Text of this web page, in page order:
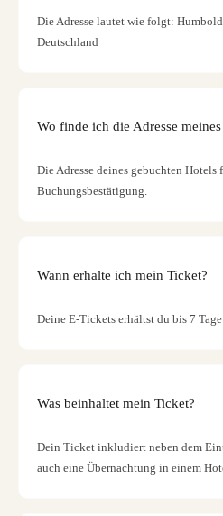
Die Adresse lautet wie folgt:
Deutschland
Wo finde ich die Adresse
Die Adresse deines gebuchten Hotels
Buchungsbestätigung.
Wann erhalte ich mein Ticket?
Deine E-Tickets erhältst du bis 7
Was beinhaltet mein Ticket?
Dein Ticket inkludiert neben dem
auch eine Übernachtung in einem